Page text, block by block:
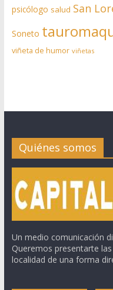
psicólogo salud San
Soneto
viñeta de humor viñetas
Quiénes somos
Un medio comunicación
Queremos presentarte
localidad de una forma